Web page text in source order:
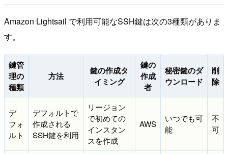
Amazon Lightsail で利用可能なSSH鍵は次の3種類がありま
す。
鍵管
理の
種類
方法
鍵の作成タ
イミング
鍵の
作成
者
秘密鍵のダ
ウンロード
削
除
デ
フォ
ルト
デフォルトで
作成される
SSH鍵を利用
リージョン
で初めての
インスタン
スを作成
AWS
いつでも可
能
不
可